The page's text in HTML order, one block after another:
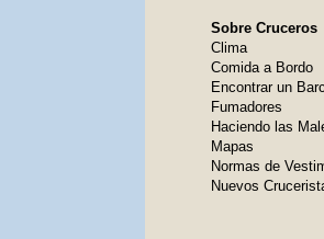
Sobre Cruceros
Clima
Comida a Bordo
Encontrar un
Fumadores
Haciendo las
Mapas
Normas de
Nuevos